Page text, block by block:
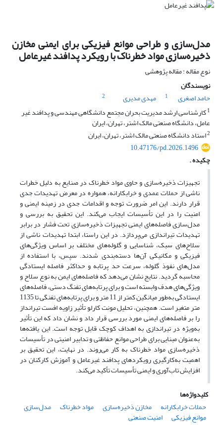
مدل‌سازی و طراحی موانع فیزیکی برای ایمنی مخازن
ذخیره‌سازی مواد خطرناک با رویکرد پدافند غیرعامل
نوع مقاله : مقاله پژوهشی
نویسندگان
حامد اصغری
1 مهدی مدیری
2
1کارشناسی ارشد مدیریت بحران مجتمع دانشگاهی مهندسی و پدافند غیر
عامل، دانشگاه صنعتی مالک اشتر، تهران، ایران
2استاد دانشگاه صنعتی مالک اشتر، تهران، ایران
10.47176/pd.2026.1496
چکیده .
تجهیزات ذخیره‌سازی و حاوی مواد خطرناک در صنایع به دلیل خطرات
ناشی از حملات عمدی و خرابکارانه، همواره در معرض تهدیدات جدی
قرار دارند. این امر ضرورت توجه و اقدامات جدی در زمینه ایمنی و
امنیت را در این تأسیسات ایجاب می‌کند. این تحقیق به بررسی و
مدل‌سازی فاصله‌های ایمنی تجهیزات ذخیره‌سازی تحت فشار در برابر
تهدیدات تیراندازی می‌پردازد. در این راستا، ابتدا تهدیدات ناشی از
سلاح‌های سبک، شناسایی و گلوله‌های مختلف بر اساس ویژگی‌های
فیزیکی و مکانیکی آن‌ها دسته‌بندی شدند. سپس، با استفاده از
مدل‌های نفوذ گلوله، سرعت حد پرتابه و حداکثر فاصله ایستادگی
محاسبه گردید. نتایج نشان می‌دهد که فاصله‌های ایمن به نوع سلاح و
ویژگی‌های هدف وابسته است و برای پرتابه‌های تفنگ دستی، فاصله‌های
ایستادگی به‌طور میانگین کمتر از 11 متر و برای پرتابه‌های تفنگی تا 1135
متر متغیر است. همچنین، تحلیل مونت کارلو تأثیر زاویه افست تیرانداز
را بر فاصله‌های ایمنی مورد بررسی قرار داد و نشان داد که این تأثیر
به‌ویژه در تیراندازی به اهداف کوچک قابل توجه است. این یافته‌ها
به‌عنوان مبنایی برای طراحی موانع حفاظتی و تدابیر امنیتی در تأسیسات
ذخیره‌سازی مواد خطرناک به کار می‌روند. در نهایت، این تحقیق بر
اهمیت به‌کارگیری رویکردهای پدافند غیرعامل و آموزش کارکنان در
افزایش تاب‌آوری و ایمنی تأسیسات تأکید می‌کند.
کلیدواژه‌ها
حملات خرابکارانه
مخازن ذخیره‌سازی مواد خطرناک مدل‌سازی
موانع فیزیکی امنیت صنعتی